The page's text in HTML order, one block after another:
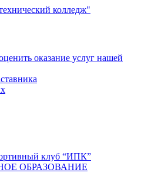
оказание услуг нашей
клуб “ИПК”
ОБРАЗОВАНИЕ